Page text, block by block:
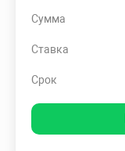
Сумма
Ставка
Срок